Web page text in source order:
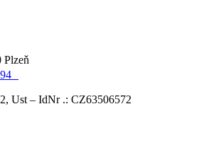
Plzeň
Ust – IdNr .: CZ63506572